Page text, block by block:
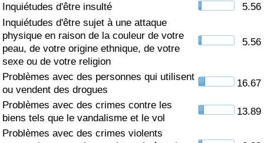
Inquiétudes d'être insulté
5.56
Inquiétudes d'être sujet à une attaque
physique en raison de la couleur de votre
peau, de votre origine ethnique, de votre
sexe ou de votre religion
5.56
Problèmes avec des personnes qui utilisent
ou vendent des drogues
16.67
Problèmes avec des crimes contre les
biens tels que le vandalisme et le vol
13.89
Problèmes avec des crimes violents
Indice des soins de santé par Pays
Pollution
Indice de Pollution (Actuel)
Indice de pollution
Indice de Pollution par Pays